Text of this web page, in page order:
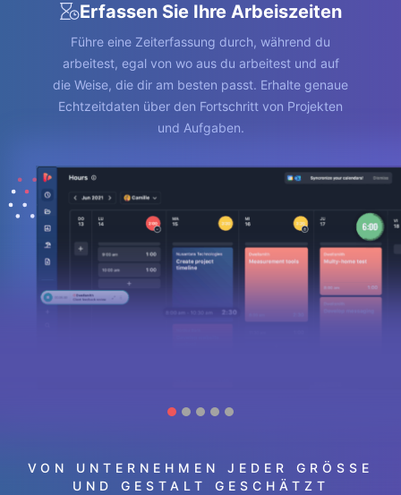
Erfassen Sie Ihre Arbeiszeiten
Führe eine Zeiterfassung durch, während du
arbeitest, egal von wo aus du arbeitest und auf
die Weise, die dir am besten passt. Erhalte genaue
Echtzeitdaten über den Fortschritt von Projekten
und Aufgaben.
Alle Ihre Arbeitszeiten sind in genauen
Stundenzetteln verfügbar, die Sie individuell
anpassen können, damit Sie genau das erfassen,
was Sie benötigen.
VON UNTERNEHMEN JEDER GRÖSSE
UND GESTALT GESCHÄTZT